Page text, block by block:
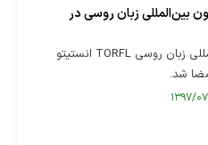
بین‌المللی زبان روسی در
موافقت‌نامه برگزاری آزمون بین‌المللی زبان روسی TORFL انستیتو
شد.